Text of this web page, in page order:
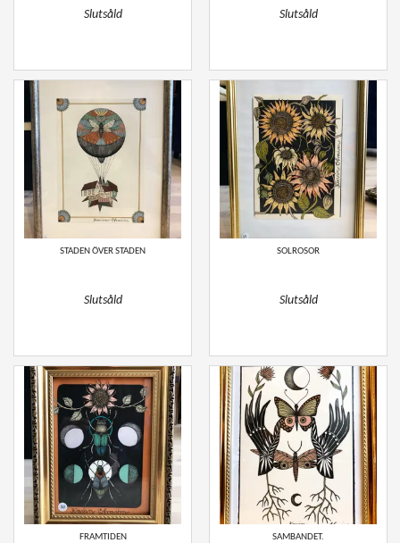
Slutsåld Slutsåld
STADEN ÖVER STADEN
Slutsåld
SOLROSOR
Slutsåld
FRAMTIDEN SAMBANDET.